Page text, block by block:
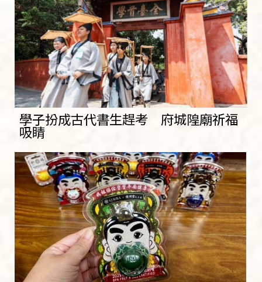
學子扮成古代書生趕考 府城隍廟祈福
吸睛